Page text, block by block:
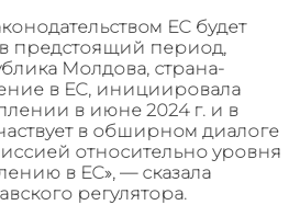
ЕС будет
предстоящий период,
Молдова, страна-
в ЕС, инициировала
в июне 2024 г. и в
в обширном диалоге
относительно уровня
в ЕС», — сказала
регулятора.